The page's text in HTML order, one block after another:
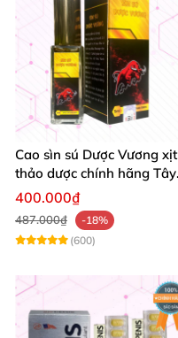
Cao sìn sú Dược Vương xịt
thảo dược chính hãng Tây
Nguyên tốt nhất
400.000₫
487.000₫
-18%
(600)